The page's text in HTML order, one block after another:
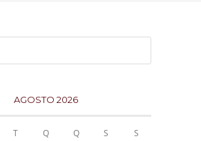
AGOSTO 2026
T Q Q S S